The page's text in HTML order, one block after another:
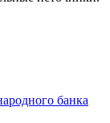
банка